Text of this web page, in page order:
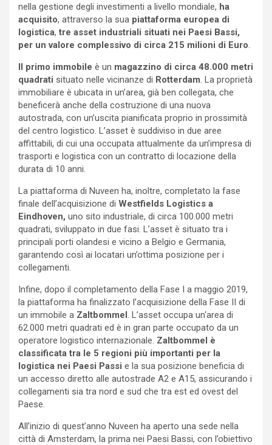
nella gestione degli investimenti a livello mondiale, ha
acquisito, attraverso la sua piattaforma europea di
logistica,tre asset industriali situati nei Paesi Bassi,
per un valore complessivo di circa 215 milioni di Euro.
Il primo immobile è un magazzino di circa 48.000 metri
quadrati situato nelle vicinanze di Rotterdam. La proprietà
immobiliare è ubicata in un’area, già ben collegata, che
beneficerà anche della costruzione di una nuova
autostrada, con un’uscita pianificata proprio in prossimità
del centro logistico. L’asset è suddiviso in due aree
affittabili, di cui una occupata attualmente da un’impresa di
trasporti e logistica con un contratto di locazione della
durata di 10 anni.
La piattaforma di Nuveen ha, inoltre, completato la fase
finale dell’acquisizione di Westfields Logistics a
Eindhoven, uno sito industriale, di circa 100.000 metri
quadrati, sviluppato in due fasi. L’asset è situato tra i
principali porti olandesi e vicino a Belgio e Germania,
garantendo così ai locatari un’ottima posizione per i
collegamenti.
Infine, dopo il completamento della Fase I a maggio 2019,
la piattaforma ha finalizzato l’acquisizione della Fase II di
un immobile a Zaltbommel. L’asset occupa un‘area di
62.000 metri quadrati ed è in gran parte occupato da un
operatore logistico internazionale. Zaltbommel è
classificata tra le 5 regioni più importanti per la
logistica nei Paesi Passi e la sua posizione beneficia di
un accesso diretto alle autostrade A2 e A15, assicurando i
collegamenti sia tra nord e sud che tra est ed ovest del
Paese.
All’inizio di quest’anno Nuveen ha aperto una sede nella
città di Amsterdam, la prima nei Paesi Bassi, con l’obiettivo